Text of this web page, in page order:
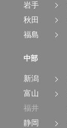
岩手
秋田
福島
中部
新潟
富山
福井
静岡